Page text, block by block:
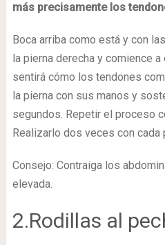
más precisamente los
Boca arriba como está y con
la pierna derecha y comience
sentirá cómo los tendones
la pierna con sus manos y
segundos. Repetir el proceso
Realizarlo dos veces con cada
Consejo: Contraiga los
elevada.
2.Rodillas al